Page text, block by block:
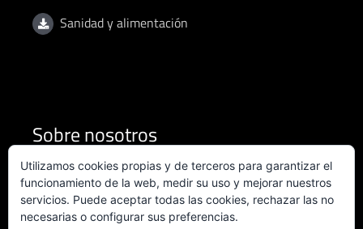
Sanidad y alimentación
Sobre nosotros
Condiciones de uso
Política de privacidad
Utilizamos cookies propias y de terceros para garantizar el
funcionamiento de la web, medir su uso y mejorar nuestros
servicios. Puede aceptar todas las cookies, rechazar las no
necesarias o configurar sus preferencias.